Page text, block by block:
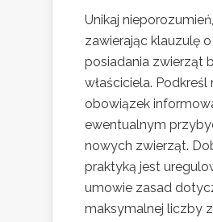
Unikaj nieporozumień,
zawierając klauzulę
posiadania zwierząt
właściciela. Podkreśl
obowiązek
ewentualnym
nowych zwierząt.
praktyką jest
umowie zasad
maksymalnej liczby